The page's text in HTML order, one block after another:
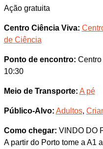
Ação gratuita
Centro Ciência Viva:
de Ciência
Ponto de encontro: Centro
10:30
Meio de Transporte: A pé
Público-Alvo: Adultos,
Como chegar: VINDO DO
A partir do Porto tome a A1